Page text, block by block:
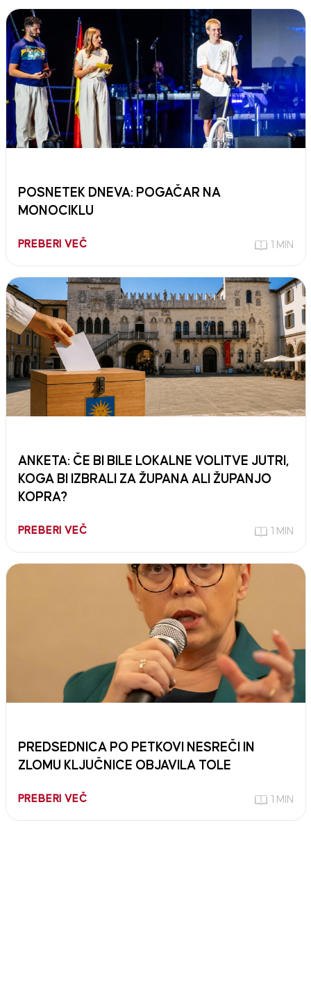
POSNETEK DNEVA: POGAČAR NA
MONOCIKLU
PREBERI VEČ 1 MIN
ANKETA: ČE BI BILE LOKALNE VOLITVE JUTRI,
KOGA BI IZBRALI ZA ŽUPANA ALI ŽUPANJO
KOPRA?
PREBERI VEČ 1 MIN
PREDSEDNICA PO PETKOVI NESREČI IN
ZLOMU KLJUČNICE OBJAVILA TOLE
PREBERI VEČ 1 MIN